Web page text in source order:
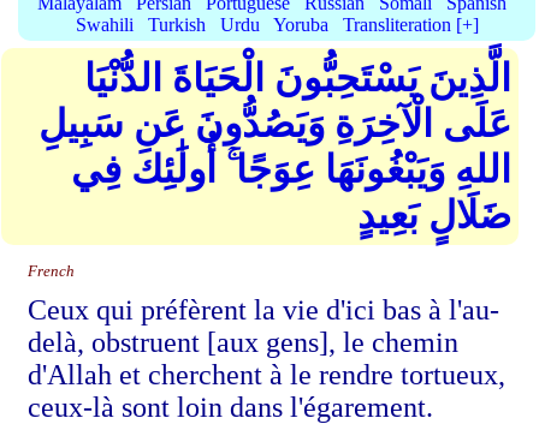
Swahili
Turkish Urdu Yoruba Transliteration [+]
الَّذِينَ يَسْتَحِبُّونَ الْحَيَاةَ الدُّنْيَا
عَلَى الْآخِرَةِ وَيَصُدُّونَ عَن سَبِيلِ
اللهِ وَيَبْغُونَهَا عِوَجًا ۚ أُولَٰئِكَ فِي
ضَلَالٍ بَعِيدٍ
French
Ceux qui préfèrent la vie d'ici bas à l'au-
delà, obstruent [aux gens], le chemin
d'Allah et cherchent à le rendre tortueux,
ceux-là sont loin dans l'égarement.